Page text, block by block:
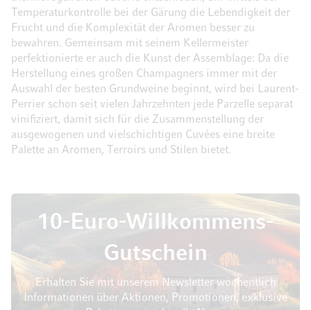
Temperaturkontrolle bei der Gärung die Lebendigkeit der
Frucht und die Komplexität der Aromen besser zu
bewahren. Gemeinsam mit seinem Kellermeister
perfektionierte er auch die Kunst der Assemblage: Da die
Herstellung eines großen Champagners immer mit der
Auswahl der besten Grundweine beginnt, wird bei Laurent-
Perrier schon seit vielen Jahrzehnten jede Parzelle separat
vinifiziert, damit sich für die Zusammenstellung der
ausgewogenen und vielschichtigen Cuvées eine breite
Palette an Aromen, Terroirs und Stilen bietet.
10-Euro-Willkommens-
Gutschein
Erhalten Sie mit unserem Newsletter wöchentlich
Informationen über Aktionen, Promotionen, exklusive